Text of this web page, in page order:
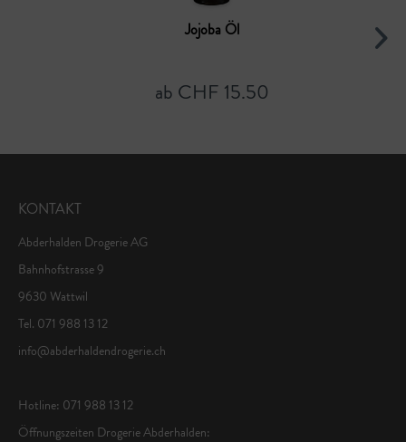
Jojoba Öl
ab CHF 15.50
KONTAKT
Abderhalden Drogerie AG
Bahnhofstrasse 9
9630 Wattwil
Tel. 071 988 13 12
info@abderhaldendrogerie.ch
Hotline: 071 988 13 12
Öffnungszeiten Drogerie Abderhalden: